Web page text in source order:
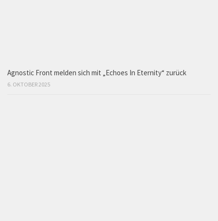
Agnostic Front melden sich mit „Echoes In Eternity“ zurück
6. OKTOBER 2025